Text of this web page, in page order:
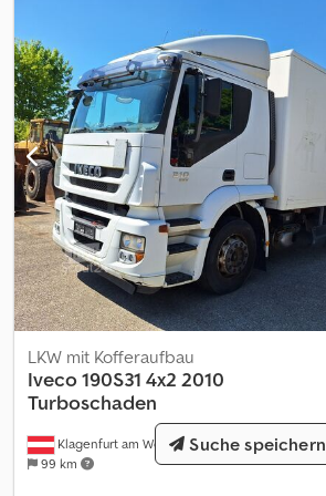
Klagenfurt am Wörthersee
99 km
LKW mit Kofferaufbau
Iveco 190S31 4x2 2010
Turboschaden
Suche speichern